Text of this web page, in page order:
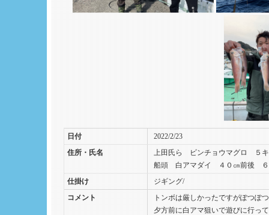
日付
2022/2/23
住所・氏名
上田氏ら ビンチョウマグロ ５
船頭 白アマダイ ４０㎝前後 ６
仕掛け
ジギング/
コメント
トンボは厳しかったですがぽつぽ
夕方前に白アマ狙いで遊びに行っ